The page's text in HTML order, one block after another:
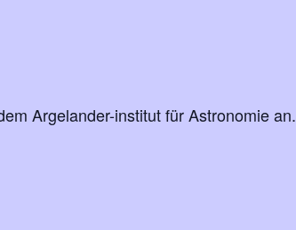
Argelander-institut für Astronomie an.